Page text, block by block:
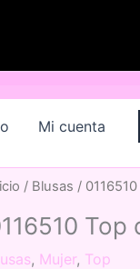
Mi cuenta
/ Blusas /
, Mujer, Top